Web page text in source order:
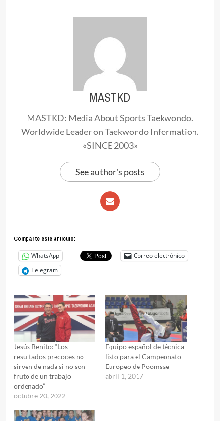
MASTKD
MASTKD: Media About Sports Taekwondo.
Worldwide Leader on Taekwondo Information.
«SINCE 2003»
See author's posts
Comparte este articulo:
WhatsApp
Correo electrónico
Telegram
Jesús Benito: “Los
resultados precoces no
sirven de nada si no son
fruto de un trabajo
ordenado”
octubre 20, 2022
Equipo español de técnica
listo para el Campeonato
Europeo de Poomsae
abril 1, 2017